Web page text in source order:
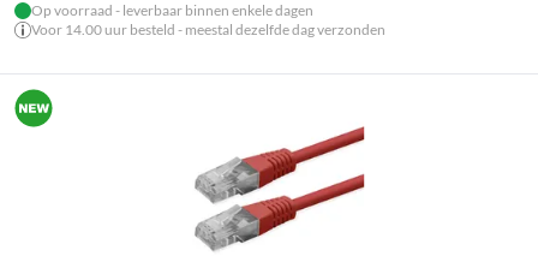
Op voorraad - leverbaar binnen enkele dagen
Voor 14.00 uur besteld - meestal dezelfde dag verzonden